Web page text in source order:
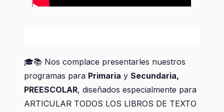
🎓📚 Nos complace presentarles nuestros
programas para Primaria y Secundaria,
PREESCOLAR, diseñados especialmente para
ARTICULAR TODOS LOS LIBROS DE TEXTO